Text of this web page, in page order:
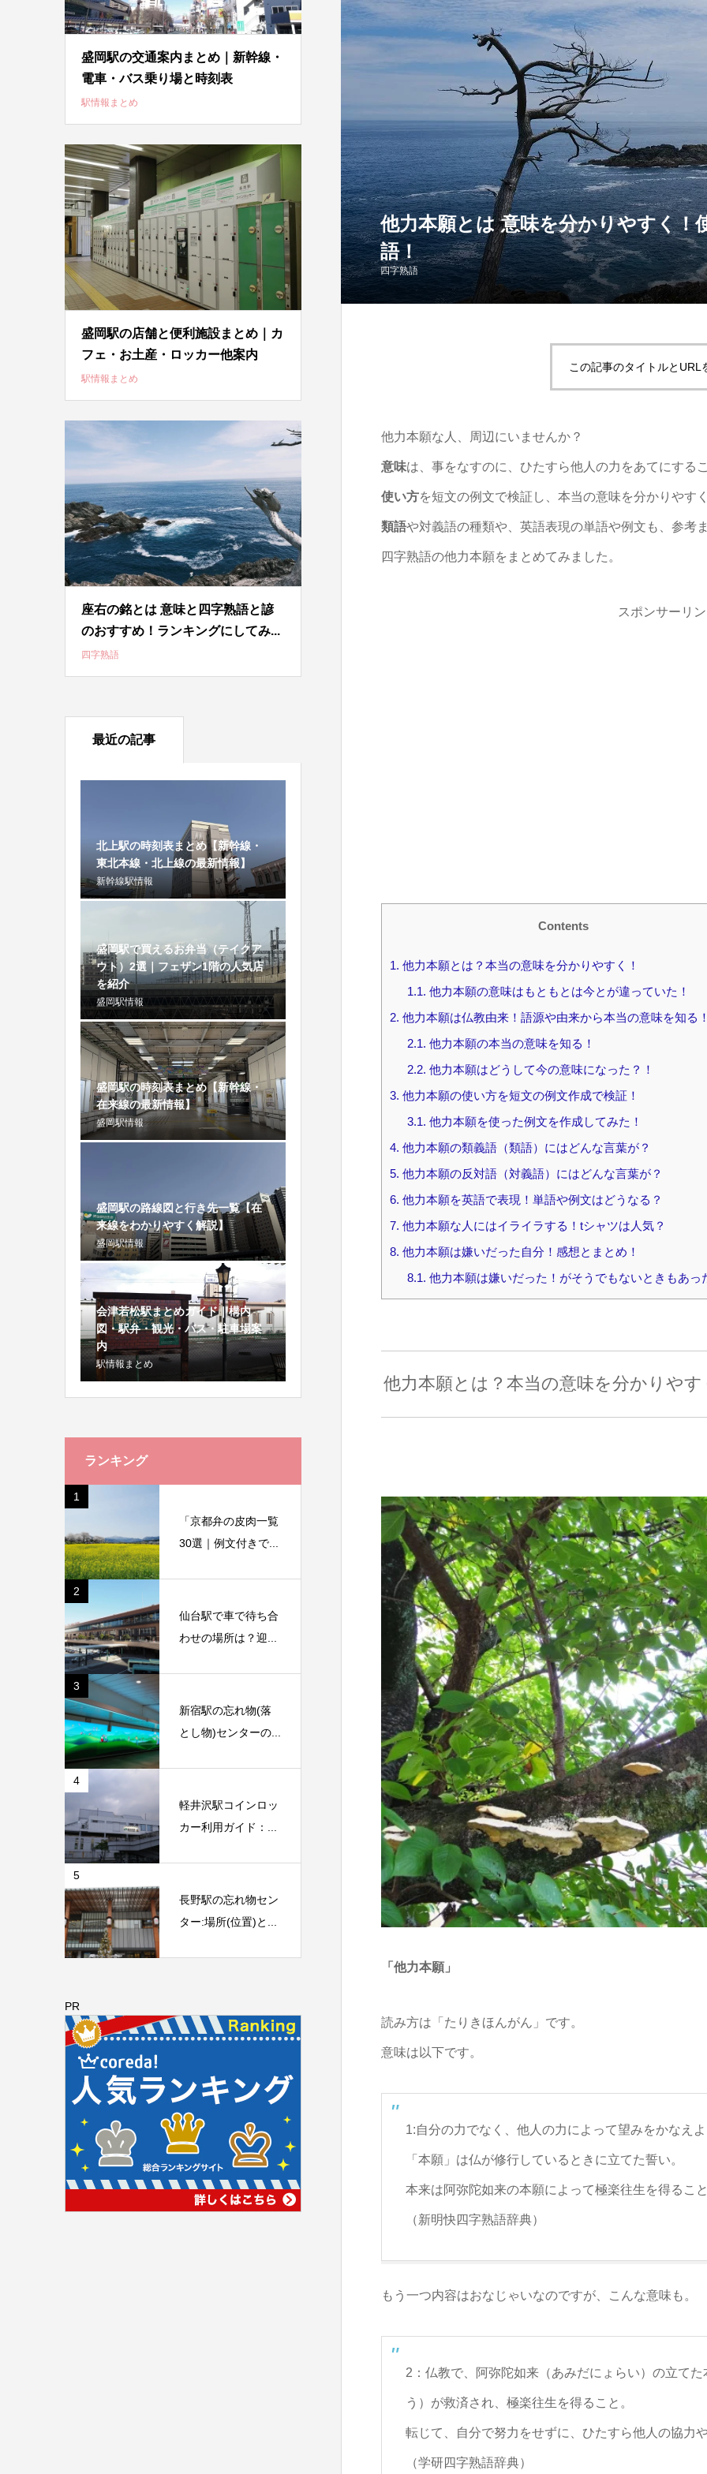
他力本願とは 意味を分かりやすく！
語！
四字熟語
この記事のタイトルとURL
他力本願な人、周辺にいませんか？
意味は、事をなすのに、ひたすら他人の力をあてにする
使い方を短文の例文で検証し、本当の意味を分かりやす
類語や対義語の種類や、英語表現の単語や例文も、参考
四字熟語の他力本願をまとめてみました。
スポンサーリ
Contents
1. 他力本願とは？本当の意味を分かりやすく！
1.1. 他力本願の意味はもともとは今とが違っていた！
2. 他力本願は仏教由来！語源や由来から本当の意味を知る
2.1. 他力本願の本当の意味を知る！
2.2. 他力本願はどうして今の意味になった？！
3. 他力本願の使い方を短文の例文作成で検証！
3.1. 他力本願を使った例文を作成してみた！
4. 他力本願の類義語（類語）にはどんな言葉が？
5. 他力本願の反対語（対義語）にはどんな言葉が？
6. 他力本願を英語で表現！単語や例文はどうなる？
7. 他力本願な人にはイライラする！tシャツは人気？
8. 他力本願は嫌いだった自分！感想とまとめ！
8.1. 他力本願は嫌いだった！がそうでもないときもあっ
他力本願とは？本当の意味を分かりやす
「他力本願」
読み方は「たりきほんがん」です。
意味は以下です。
1:自分の力でなく、他人の力によって望みをかなえ
「本願」は仏が修行しているときに立てた誓い。
本来は阿弥陀如来の本願によって極楽往生を得るこ
（新明快四字熟語辞典）
もう一つ内容はおなじゃいなのですが、こんな意味も。
2：仏教で、阿弥陀如来（あみだにょらい）の立て
う）が救済され、極楽往生を得ること。
転じて、自分で努力をせずに、ひたすら他人の協力
（学研四字熟語辞典）
盛岡駅の交通案内まとめ｜新幹線・
電車・バス乗り場と時刻表
駅情報まとめ
盛岡駅の店舗と便利施設まとめ｜カ
フェ・お土産・ロッカー他案内
駅情報まとめ
座右の銘とは 意味と四字熟語と諺
のおすすめ！ランキングにしてみ...
四字熟語
最近の記事
北上駅の時刻表まとめ【新幹線・
東北本線・北上線の最新情報】
新幹線駅情報
盛岡駅で買えるお弁当（テイクア
ウト）2選｜フェザン1階の人気店
を紹介
盛岡駅情報
盛岡駅の時刻表まとめ【新幹線・
在来線の最新情報】
盛岡駅情報
盛岡駅の路線図と行き先一覧【在
来線をわかりやすく解説】
盛岡駅情報
会津若松駅まとめガイド｜構内
図・駅弁・観光・バス・駐車場案
内
駅情報まとめ
ランキング
1
「京都弁の皮肉一覧
30選｜例文付きで...
2
仙台駅で車で待ち合
わせの場所は？迎...
3
新宿駅の忘れ物(落
とし物)センターの...
4
軽井沢駅コインロッ
カー利用ガイド：...
5
長野駅の忘れ物セン
ター:場所(位置)と...
PR